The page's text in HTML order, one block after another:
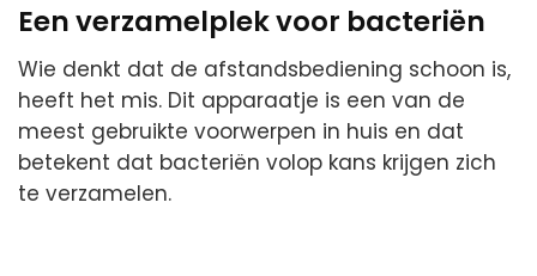
Een verzamelplek voor bacteriën
Wie denkt dat de afstandsbediening schoon is,
heeft het mis. Dit apparaatje is een van de
meest gebruikte voorwerpen in huis en dat
betekent dat bacteriën volop kans krijgen zich
te verzamelen.